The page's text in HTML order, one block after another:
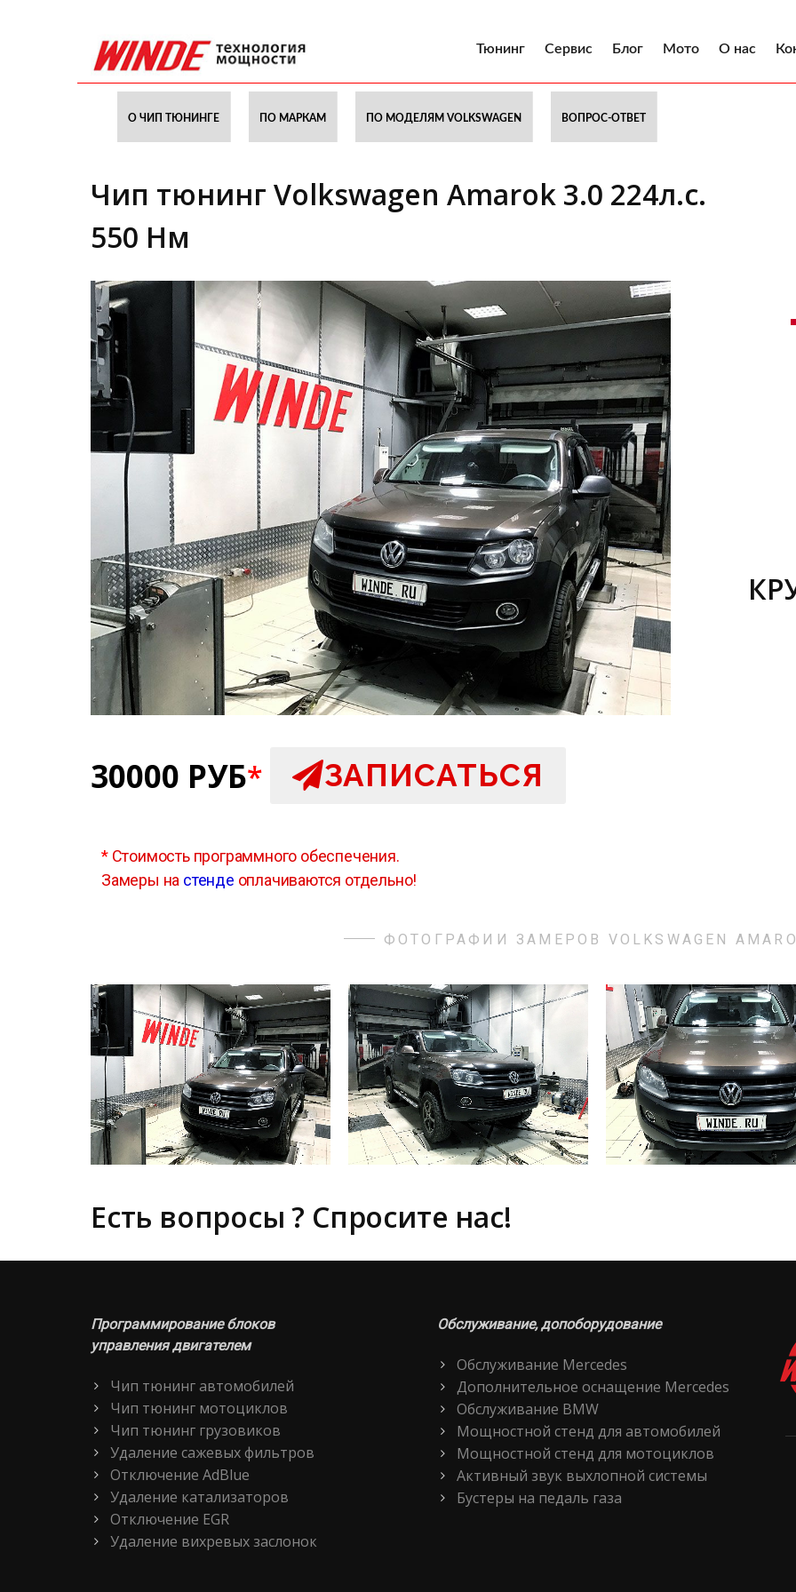
Тюнинг Сервис Блог Мото О нас
О ЧИП ТЮНИНГЕ ПО МАРКАМ ПО МОДЕЛЯМ VOLKSWAGEN ВОПРОС-ОТВЕТ
Чип тюнинг Volkswagen Amarok 3.0 224л.с.
550 Нм
30000 РУБ* ЗАПИСАТЬСЯ
*Стоимость программного обеспечения.
Замеры на стенде оплачиваются отдельно!
ФОТОГРАФИИ ЗАМЕРОВ VOLKSWAGEN
Есть вопросы ? Спросите нас!
Программирование блоков
управления двигателем
Чип тюнинг автомобилей
Чип тюнинг мотоциклов
Чип тюнинг грузовиков
Удаление сажевых фильтров
Отключение AdBlue
Удаление катализаторов
Отключение EGR
Удаление вихревых заслонок
Обслуживание, допоборудование
Обслуживание Mercedes
Дополнительное оснащение Mercedes
Обслуживание BMW
Мощностной стенд для автомобилей
Мощностной стенд для мотоциклов
Активный звук выхлопной системы
Бустеры на педаль газа